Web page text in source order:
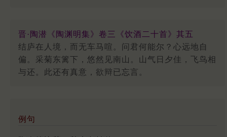
晋·陶潜《陶渊明集》卷三《饮酒二十首》其五
结庐在人境，而无车马喧。问君何能尔？心远地自
偏。采菊东篱下，悠然见南山。山气日夕佳，飞鸟相
与还。此还有真意，欲辩已忘言。
例句